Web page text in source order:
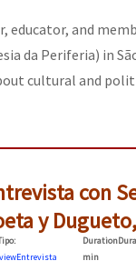
educator, and
da Periferia) in
cultural and
con
y
:
Entrevista
Duration
min